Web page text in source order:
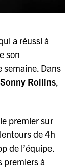
a réussi à
son
semaine. Dans
Sonny Rollins,
premier sur
de 4h
de l’équipe.
premiers à